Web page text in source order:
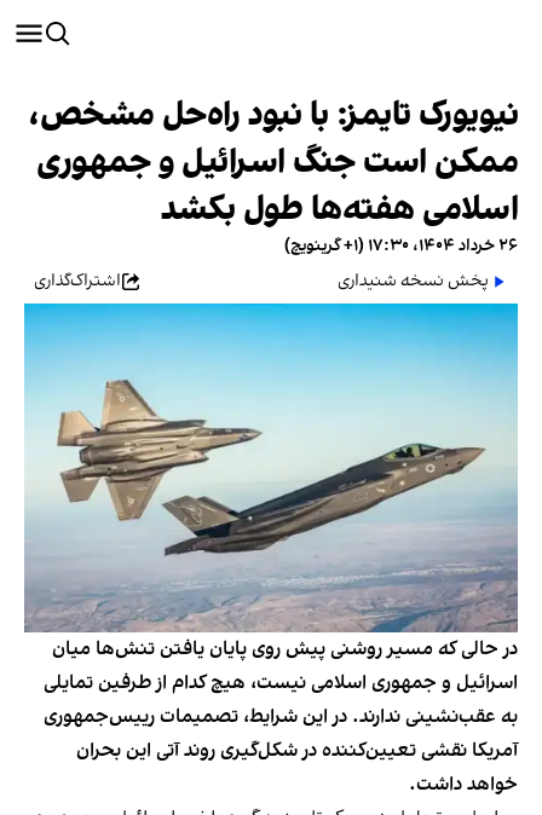
نیویورک تایمز: با نبود راه‌حل مشخص،
ممکن است جنگ اسرائیل و جمهوری
اسلامی هفته‌ها طول بکشد
۲۶ خرداد ۱۴۰۴، ۱۷:۳۰ (‎+۱ گرینویچ)
پخش نسخه شنیداری
اشتراک‌گذاری
در حالی که مسیر روشنی پیش روی پایان یافتن تنش‌ها میان
اسرائیل و جمهوری اسلامی نیست، هیچ کدام از طرفین تمایلی
به عقب‌نشینی ندارند. در این شرایط، تصمیمات رییس‌جمهوری
آمریکا نقشی تعیین‌کننده‌ در شکل‌گیری روند آتی این بحران
خواهد داشت.